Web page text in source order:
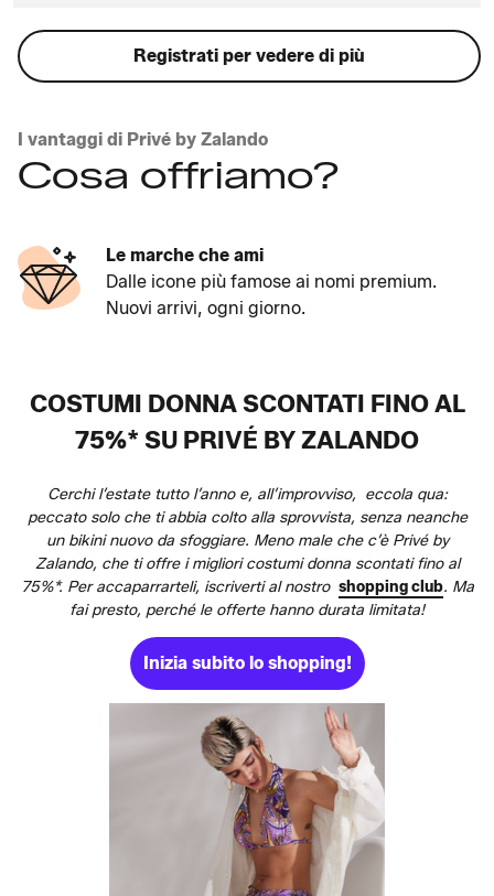
Registrati per vedere di più
I vantaggi di Privé by Zalando
Cosa offriamo?
Le marche che ami
Dalle icone più famose ai nomi premium.
Nuovi arrivi, ogni giorno.
COSTUMI DONNA SCONTATI FINO AL
75%* SU PRIVÉ BY ZALANDO
Cerchi l’estate tutto l’anno e, all’improvviso, eccola qua:
peccato solo che ti abbia colto alla sprovvista, senza neanche
un bikini nuovo da sfoggiare. Meno male che c’è Privé by
Zalando, che ti offre i migliori costumi donna scontati fino al
75%*. Per accaparrarteli, iscriverti al nostro shopping club. Ma
fai presto, perché le offerte hanno durata limitata!
Inizia subito lo shopping!